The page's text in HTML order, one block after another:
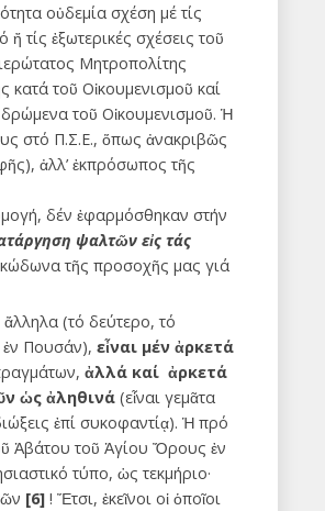
οὐδεμία σχέση μέ τίς
τίς ἐξωτερικές σχέσεις τοῦ
Μητροπολίτης
τοῦ Οἰκουμενισμοῦ καί
τοῦ Οἰκουμενισμοῦ. Ἡ
στό Π.Σ.Ε., ὅπως ἀνακριβῶς
ἀλλ’ ἐκπρόσωπος τῆς
δέν ἐφαρμόσθηκαν στήν
ψαλτῶν εἰς τάς
τῆς προσοχῆς μας γιά
(τό δεύτερο, τό
ἐν Πουσάν), εἶναι μέν ἀρκετά
ἀλλά καί ἀρκετά
ὡς ἀληθινά (εἶναι γεμᾶτα
ἐπί συκοφαντίᾳ). Ἡ πρό
Ἀβάτου τοῦ Ἁγίου Ὄρους ἐν
τύπο, ὡς τεκμήριο·
[6] ! Ἔτσι, ἐκεῖνοι οἱ ὁποῖοι